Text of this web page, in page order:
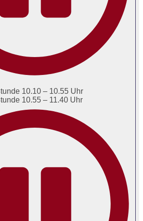
10.10 – 10.55 Uhr
10.55 – 11.40 Uhr